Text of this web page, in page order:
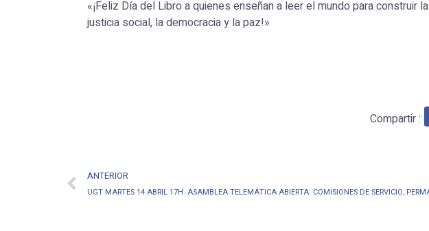
«¡Feliz Día del Libro a quienes enseñan a leer el mundo para construir la
justicia social, la democracia y la paz!»
Compartir :
ANTERIOR